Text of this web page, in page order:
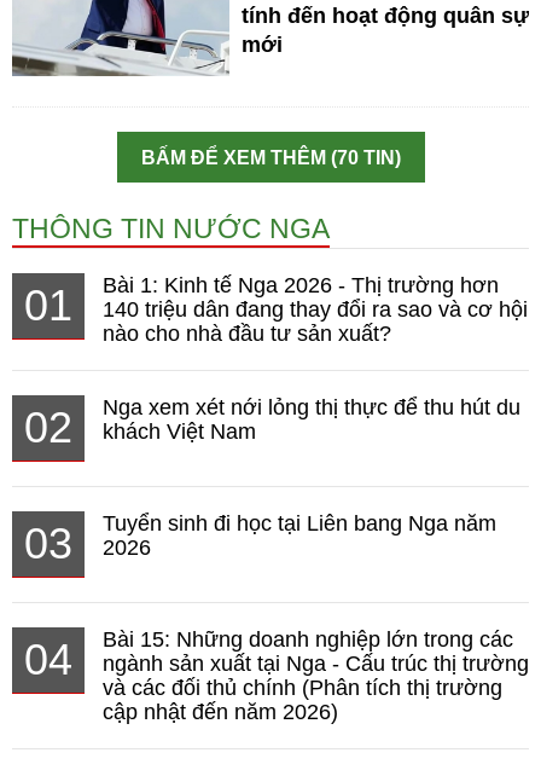
tính đến hoạt động quân sự
mới
BẤM ĐỂ XEM THÊM (70 TIN)
THÔNG TIN NƯỚC NGA
01
Bài 1: Kinh tế Nga 2026 - Thị trường hơn
140 triệu dân đang thay đổi ra sao và cơ hội
nào cho nhà đầu tư sản xuất?
02
Nga xem xét nới lỏng thị thực để thu hút du
khách Việt Nam
03
Tuyển sinh đi học tại Liên bang Nga năm
2026
04
Bài 15: Những doanh nghiệp lớn trong các
ngành sản xuất tại Nga - Cấu trúc thị trường
và các đối thủ chính (Phân tích thị trường
cập nhật đến năm 2026)